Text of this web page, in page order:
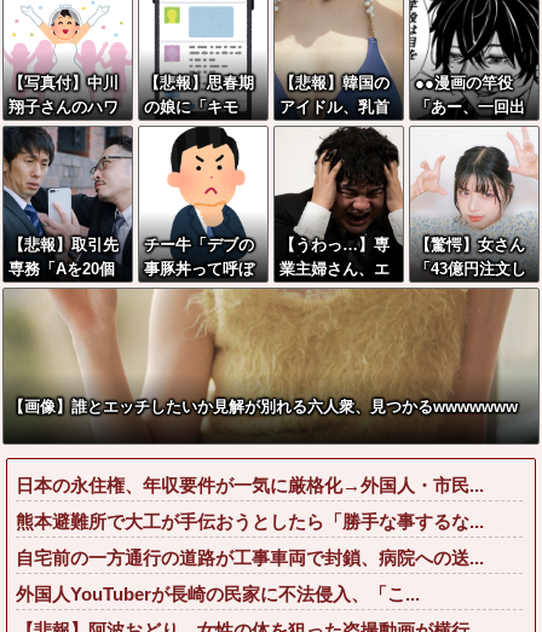
【写真付】中川
翔子さんのハワ
イの結婚式、何
故か旦那がいな
い
【悲報】思春期
の娘に「キモ
ッ」と言われた
お父さん、グレ
るｗｗｗｗｗｗ
【悲報】韓国の
アイドル、乳首
をイジられ放送
中に絶頂を迎え
●●漫画の竿役
「あー、一回出
すわ」←いやす
ごすぎるだろｗ
ｗｗｗｗｗ
【悲報】取引先
専務「Aを20個
注文する」 ぼ
く「いつも1～2
個しか使わない
けど本当に20で
あってる？」
取専「あって
る」→結果『こ
う』なったんだ
がコレワイが悪
いん
か？？？？？？
？？
チー牛「デブの
事豚丼って呼ぼ
うぜ！」←これ
が流行らなかっ
【うわっ…】専
業主婦さん、エ
グいくらいの不
倫が子供にガチ
バレした結果…
【驚愕】女さん
「43億円注文し
て………キャン
セルっと！」←
こいつの目的っ
て一体なんな
の？？？？？？
？
【画像】誰とエッチしたいか見解が別れる六人衆、見つかるwwwwwww
日本の永住権、年収要件が一気に厳格化→外国人・市民...
熊本避難所で大工が手伝おうとしたら「勝手な事するな...
自宅前の一方通行の道路が工事車両で封鎖、病院への送...
外国人YouTuberが長崎の民家に不法侵入、「こ...